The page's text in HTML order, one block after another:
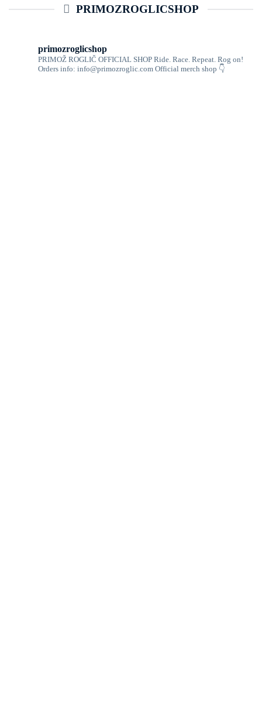
PRIMOZROGLICSHOP
primozroglicshop
PRIMOŽ ROGLIČ OFFICIAL SHOP Ride. Race. Repeat. Rog on!
Orders info: info@primozroglic.com Official merch shop 👇